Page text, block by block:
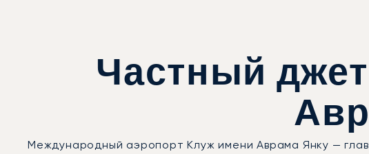
Частный
Международный аэропорт Клуж имени Аврама Янку —